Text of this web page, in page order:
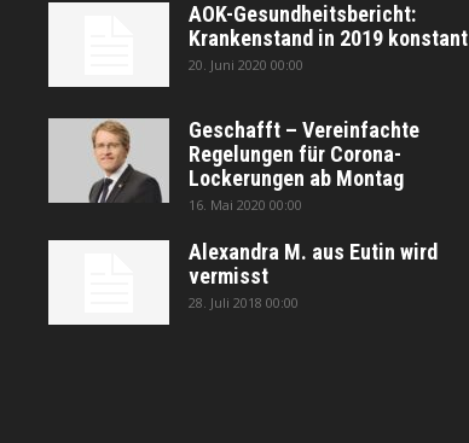
AOK-Gesundheitsbericht:
Krankenstand in 2019 konstant
20. Juni 2020 00:00
Geschafft – Vereinfachte
Regelungen für Corona-
Lockerungen ab Montag
16. Mai 2020 00:00
Alexandra M. aus Eutin wird
vermisst
28. Juli 2018 00:00